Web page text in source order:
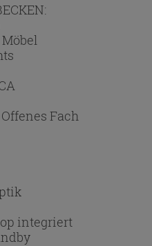
Fach
integriert